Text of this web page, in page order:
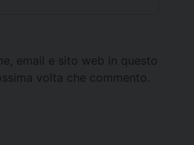
email e sito web in questo
volta che commento.